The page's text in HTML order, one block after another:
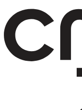
content